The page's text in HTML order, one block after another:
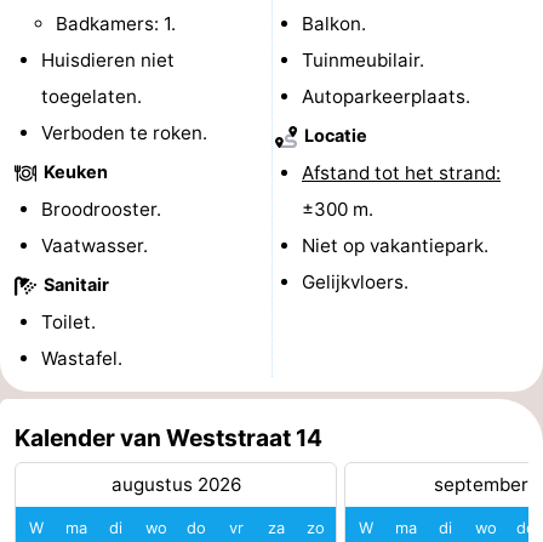
Binnenspeeltuinen
Bowlen
Minigolfbanen
Wellness
centra
Dorpen
&
Natuur
Sporten
Zwembaden
-
Fietsen
Badkamers: 1.
Huisdieren niet
toegelaten.
Verboden te roken.
Keuken
Broodrooster.
Vaatwasser.
Sanitair
Toilet.
Wastafel.
Balkon.
Tuinmeubilair.
Autoparkeerplaats.
Locatie
Afstand tot het strand:
±300 m.
Niet op vakantiepark.
Gelijkvloers.
Kalender van Weststraat 14
augustus 2026
W ma di wo do vr za zo
september
W ma di wo do